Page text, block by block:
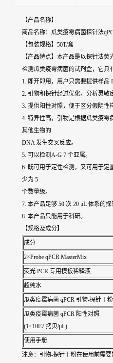
【产品名称】
商品名称：瓜类疫霉病菌探针法
【包装规格】50T/盒
【产品特点】本产品是以探针法荧
检测瓜类疫霉病菌的试剂盒，它具
1. 即开即用，用户只需要提供样品
2. 引物和探针经过优化，分析灵敏
3. 提供阳性对照，便于区分假阴性
4. 特异性高，引物是根据瓜类疫霉
其他生物的
DNA 发生交叉反应。
5. 可以检测A-G 7 个亚属。
6. 既可用于定性检测，又可用于定
少为 5
个数量级。
7. 本产品足够 50 次 20 μL 体系的探
8. 本产品只能用于科研。
【规格及成分】
成分
2×Probe qPCR MasterMix
荧光 PCR 专用模板稀释液
超纯水
瓜类疫霉病菌 qPCR 引物-探针干粉
瓜类疫霉病菌 qPCR 阳性对照
(1×10E7 拷贝/μL)
使用手册
注意：引物-探针干粉在使用前需